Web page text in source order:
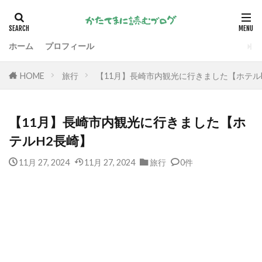
ホーム プロフィール
HOME 旅行 【11月】長崎市内観光に行きました【ホテ
【11月】長崎市内観光に行きました【ホ
テルH2長崎】
11月 27, 2024 11月 27, 2024 旅行 0件